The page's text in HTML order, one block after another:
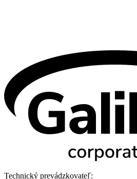
Technický prevádzkovateľ: